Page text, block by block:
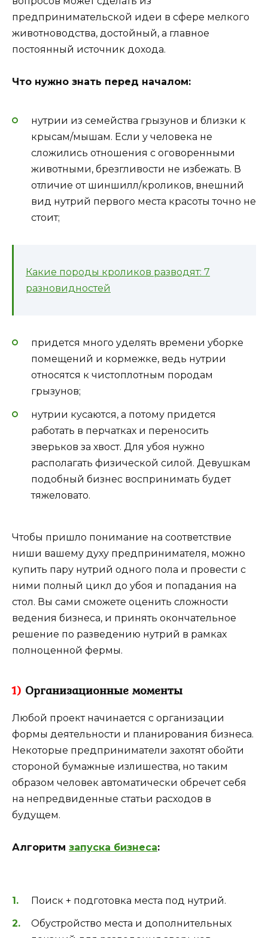
предпринимательской идеи в сфере мелкого
животноводства, достойный, а главное
постоянный источник дохода.
Что нужно знать перед началом:
нутрии из семейства грызунов и близки к
крысам/мышам. Если у человека не
сложились отношения с оговоренными
животными, брезгливости не избежать. В
отличие от шиншилл/кроликов, внешний
вид нутрий первого места красоты точно не
стоит;
Какие породы кроликов разводят: 7
разновидностей
придется много уделять времени уборке
помещений и кормежке, ведь нутрии
относятся к чистоплотным породам
грызунов;
нутрии кусаются, а потому придется
работать в перчатках и переносить
зверьков за хвост. Для убоя нужно
располагать физической силой. Девушкам
подобный бизнес воспринимать будет
тяжеловато.
Чтобы пришло понимание на соответствие
ниши вашему духу предпринимателя, можно
купить пару нутрий одного пола и провести с
ними полный цикл до убоя и попадания на
стол. Вы сами сможете оценить сложности
ведения бизнеса, и принять окончательное
решение по разведению нутрий в рамках
полноценной фермы.
1) Организационные моменты
Любой проект начинается с организации
формы деятельности и планирования бизнеса.
Некоторые предприниматели захотят обойти
стороной бумажные излишества, но таким
образом человек автоматически обречет себя
на непредвиденные статьи расходов в
будущем.
Алгоритм запуска бизнеса:
Поиск + подготовка места под нутрий.
Обустройство места и дополнительных